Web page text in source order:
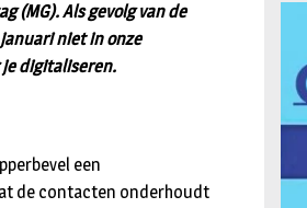
(MG).Als gevolg van de
niet in onze
je digitaliseren.
een
de contacten onderhoudt